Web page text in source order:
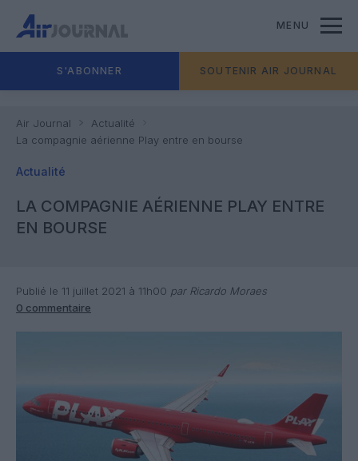
MENU
S'ABONNER SOUTENIR AIR JOURNAL
Air Journal
Actualité
La compagnie aérienne Play entre en bourse
Actualité
LA COMPAGNIE AÉRIENNE PLAY ENTRE
EN BOURSE
Publié le 11 juillet 2021 à 11h00 par Ricardo Moraes
0 commentaire